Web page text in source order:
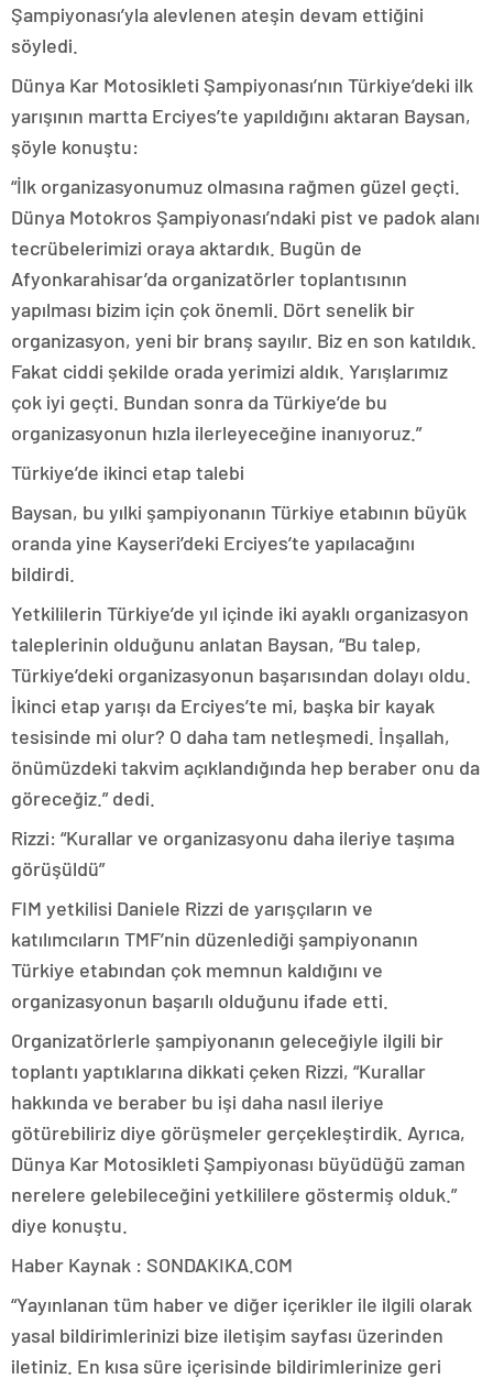
Şampiyonası’yla alevlenen ateşin devam ettiğini
söyledi.
Dünya Kar Motosikleti Şampiyonası’nın Türkiye’deki ilk
yarışının martta Erciyes’te yapıldığını aktaran Baysan,
şöyle konuştu:
“İlk organizasyonumuz olmasına rağmen güzel geçti.
Dünya Motokros Şampiyonası’ndaki pist ve padok alanı
tecrübelerimizi oraya aktardık. Bugün de
Afyonkarahisar’da organizatörler toplantısının
yapılması bizim için çok önemli. Dört senelik bir
organizasyon, yeni bir branş sayılır. Biz en son katıldık.
Fakat ciddi şekilde orada yerimizi aldık. Yarışlarımız
çok iyi geçti. Bundan sonra da Türkiye’de bu
organizasyonun hızla ilerleyeceğine inanıyoruz.”
Türkiye’de ikinci etap talebi
Baysan, bu yılki şampiyonanın Türkiye etabının büyük
oranda yine Kayseri’deki Erciyes’te yapılacağını
bildirdi.
Yetkililerin Türkiye’de yıl içinde iki ayaklı organizasyon
taleplerinin olduğunu anlatan Baysan, “Bu talep,
Türkiye’deki organizasyonun başarısından dolayı oldu.
İkinci etap yarışı da Erciyes’te mi, başka bir kayak
tesisinde mi olur? O daha tam netleşmedi. İnşallah,
önümüzdeki takvim açıklandığında hep beraber onu da
göreceğiz.” dedi.
Rizzi: “Kurallar ve organizasyonu daha ileriye taşıma
görüşüldü”
FIM yetkilisi Daniele Rizzi de yarışçıların ve
katılımcıların TMF’nin düzenlediği şampiyonanın
Türkiye etabından çok memnun kaldığını ve
organizasyonun başarılı olduğunu ifade etti.
Organizatörlerle şampiyonanın geleceğiyle ilgili bir
toplantı yaptıklarına dikkati çeken Rizzi, “Kurallar
hakkında ve beraber bu işi daha nasıl ileriye
götürebiliriz diye görüşmeler gerçekleştirdik. Ayrıca,
Dünya Kar Motosikleti Şampiyonası büyüdüğü zaman
nerelere gelebileceğini yetkililere göstermiş olduk.”
diye konuştu.
Haber Kaynak : SONDAKIKA.COM
“Yayınlanan tüm haber ve diğer içerikler ile ilgili olarak
yasal bildirimlerinizi bize iletişim sayfası üzerinden
iletiniz. En kısa süre içerisinde bildirimlerinize geri